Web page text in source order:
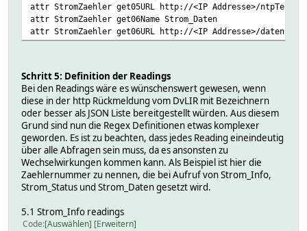
attr StromZaehler get05URL http://<IP Addresse>/
attr StromZaehler get06Name Strom_Daten
attr StromZaehler get06URL http://<IP Addresse>/
Schritt 5: Definition der Readings
Bei den Readings wäre es wünschenswert gewesen, wenn
diese in der http Rückmeldung vom DvLIR mit Bezeichnern
oder besser als JSON Liste bereitgestellt würden. Aus diesem
Grund sind nun die Regex Definitionen etwas komplexer
geworden. Es ist zu beachten, dass jedes Reading eineindeutig
über alle Abfragen sein muss, da es ansonsten zu
Wechselwirkungen kommen kann. Als Beispiel ist hier die
Zaehlernummer zu nennen, die bei Aufruf von Strom_Info,
Strom_Status und Strom_Daten gesetzt wird.
5.1 Strom_Info readings
Code Auswählen Erweitern